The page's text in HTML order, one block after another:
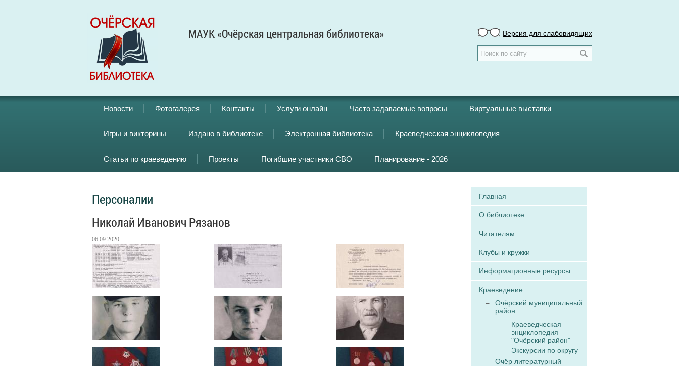
МАУК «Очёрская центральная библиотека» Версия для слабовидящих
Новости Фотогалерея Контакты Услуги онлайн Часто задаваемые вопросы Виртуальные выставки
Игры и викторины Издано в библиотеке Электронная библиотека Краеведческая энциклопедия
Статьи по краеведению Проекты Погибшие участники СВО Планирование - 2026
Персоналии
Николай Иванович Рязанов
06.09.2020
Главная
О библиотеке
Читателям
Клубы и кружки
Информационные ресурсы
Краеведение
Очёрский муниципальный
район
Краеведческая
энциклопедия
"Очёрский район"
Экскурсии по округу
Очёр литературный